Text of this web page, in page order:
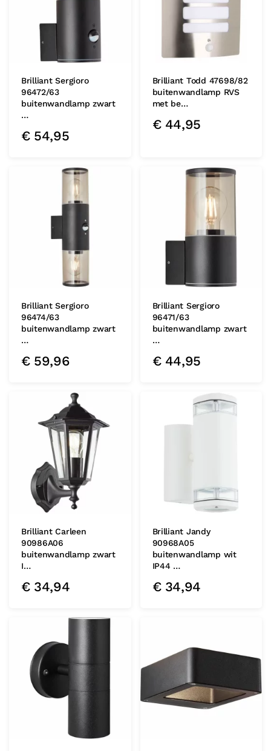
Brilliant Sergioro
96472/63
buitenwandlamp zwart
…
€54,95
Brilliant Todd 47698/82
buitenwandlamp RVS
met be…
€44,95
Brilliant Sergioro
96474/63
buitenwandlamp zwart
…
€59,96
Brilliant Sergioro
96471/63
buitenwandlamp zwart
…
€44,95
Brilliant Carleen
90986A06
buitenwandlamp zwart
I…
€34,94
Brilliant Jandy
90968A05
buitenwandlamp wit
IP44 …
€34,94